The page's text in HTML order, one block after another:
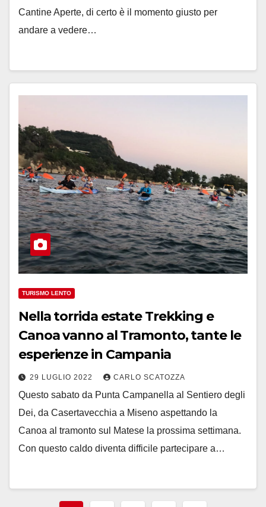
Cantine Aperte, di certo è il momento giusto per
andare a vedere…
TURISMO LENTO
Nella torrida estate Trekking e
Canoa vanno al Tramonto, tante le
esperienze in Campania
29 LUGLIO 2022 CARLO SCATOZZA
Questo sabato da Punta Campanella al Sentiero degli
Dei, da Casertavecchia a Miseno aspettando la
Canoa al tramonto sul Matese la prossima settimana.
Con questo caldo diventa difficile partecipare a…